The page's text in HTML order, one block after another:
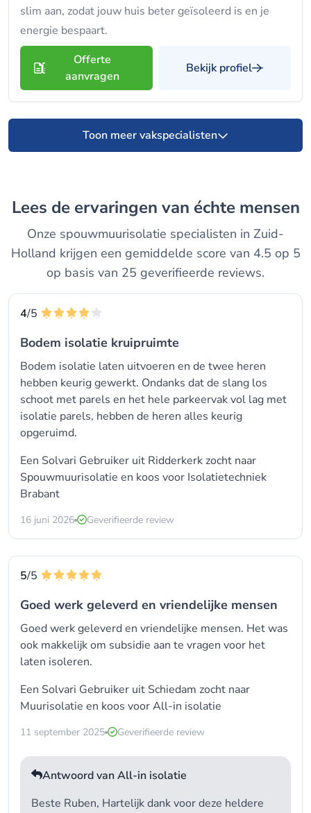
slim aan, zodat jouw huis beter geïsoleerd is en je
energie bespaart.
Offerte
aanvragen
Bekijk profiel
Toon meer vakspecialisten
Lees de ervaringen van échte mensen
Onze spouwmuurisolatie specialisten in Zuid-
Holland krijgen een gemiddelde score van 4.5 op 5
op basis van 25 geverifieerde reviews.
4/5
Bodem isolatie kruipruimte
Bodem isolatie laten uitvoeren en de twee heren
hebben keurig gewerkt. Ondanks dat de slang los
schoot met parels en het hele parkeervak vol lag met
isolatie parels, hebben de heren alles keurig
opgeruimd.
Een Solvari Gebruiker uit Ridderkerk zocht naar
Spouwmuurisolatie en koos voor Isolatietechniek
Brabant
16 juni 2026 Geverifieerde review
5/5
Goed werk geleverd en vriendelijke mensen
Goed werk geleverd en vriendelijke mensen. Het was
ook makkelijk om subsidie aan te vragen voor het
laten isoleren.
Een Solvari Gebruiker uit Schiedam zocht naar
Muurisolatie en koos voorAll-in isolatie
11 september 2025 Geverifieerde review
Antwoord van All-in isolatie
Beste Ruben, Hartelijk dank voor deze heldere